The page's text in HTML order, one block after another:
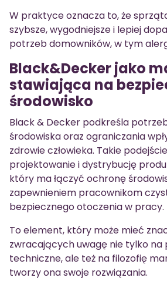
W praktyce oznacza to, że
szybsze, wygodniejsze i lepiej
potrzeb domowników, w tym
Black&Decker jako
stawiająca na
środowisko
Black & Decker podkreśla
środowiska oraz ograniczania
zdrowie człowieka. Takie
projektowanie i dystrybucję
który ma łączyć ochronę
zapewnieniem pracownikom
bezpiecznego otoczenia w pracy.
To element, który może mieć
zwracających uwagę nie tylko
techniczne, ale też na filozofię
tworzy ona swoje rozwiązania.